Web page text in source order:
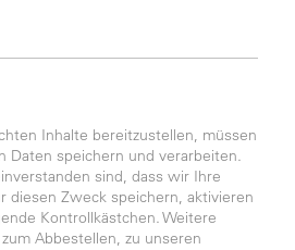
Inhalte bereitzustellen, müssen
Daten speichern und verarbeiten.
sind, dass wir Ihre
diesen Zweck speichern, aktivieren
Kontrollkästchen. Weitere
Abbestellen, zu unseren